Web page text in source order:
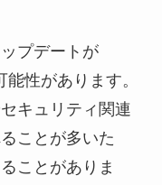
プデートが
性があります。
キュリティ関連
ことが多いた
ことがありま